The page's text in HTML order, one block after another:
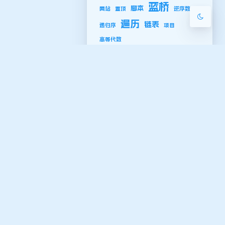
网站 置顶 脚本 蓝桥 逆序数
递归序 遍历 链表 项目
高等代数